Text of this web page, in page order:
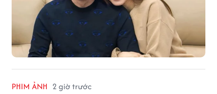
PHIM ẢNH 2 giờ trước